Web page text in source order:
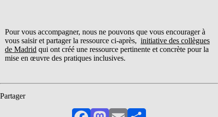
Pour vous accompagner, nous ne pouvons que vous encourager à
vous saisir et partager la ressource ci-après, initiative des collègues
de Madrid qui ont créé une ressource pertinente et concrète pour la
mise en œuvre des pratiques inclusives.
Partager